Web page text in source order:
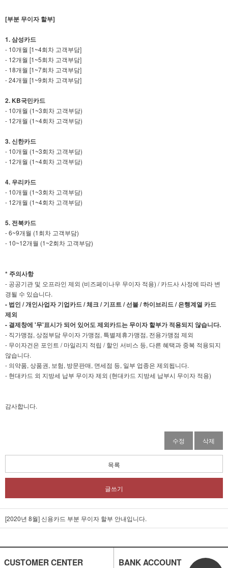
[부분 무이자 할부]
1. 삼성카드
- 10개월 [1~4회차 고객부담]
- 12개월 [1~5회차 고객부담]
- 18개월 [1~7회차 고객부담]
- 24개월 [1~9회차 고객부담]
2. KB국민카드
- 10개월 (1~3회차 고객부담)
- 12개월 (1~4회차 고객부담)
3. 신한카드
- 10개월 (1~3회차 고객부담)
- 12개월 (1~4회차 고객부담)
4. 우리카드
- 10개월 (1~3회차 고객부담)
- 12개월 (1~4회차 고객부담)
5. 전북카드
- 6~9개월 (1회차 고객부담)
- 10~12개월 (1~2회차 고객부담)
* 주의사항
- 공공기관 및 오프라인 제외 (비즈페이나우 무이자 적용) / 카드사 사정에 따라 변
경될 수 있습니다.
- 법인 / 개인사업자 기업카드 / 체크 / 기프트 / 선불 / 하이브리드 / 은행계열 카드
제외
- 결제창에 '무'표시가 되어 있어도 제외카드는 무이자 할부가 적용되지 않습니다.
- 직가맹점, 상점부담 무이자 가맹점, 특별제휴가맹점, 전용가맹점 제외
- 무이자건은 포인트 / 마일리지 적립 / 할인 서비스 등, 다른 혜택과 중복 적용되지
않습니다.
- 의약품, 상품권, 보험, 방문판매, 면세점 등, 일부 업종은 제외됩니다.
- 현대카드 외 지방세 납부 무이자 제외 (현대카드 지방세 납부시 무이자 적용)
감사합니다.
수정 삭제
목록
글쓰기
[2020년 8월] 신용카드 부분 무이자 할부 안내입니다.
CUSTOMER CENTER BANK ACCOUNT